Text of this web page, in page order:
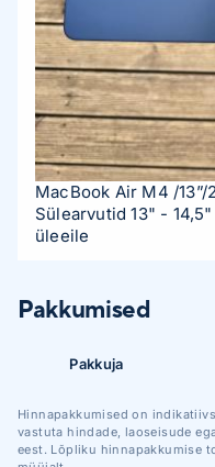
MacBook Air M4 /13”/
Sülearvutid 13" -
üleeile
Pakkumised
Pakkuja
Hinnapakkumised on
vastuta hindade, laoseisude
eest. Lõpliku hinnapakkumise